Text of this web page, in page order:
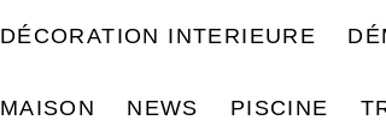
DÉCORATION INTERIEURE
MAISON NEWS PISCINE